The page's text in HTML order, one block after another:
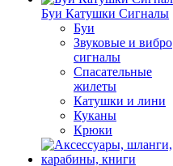
Буи Катушки Сигналы
Буи
Звуковые и вибро
сигналы
Спасательные
жилеты
Катушки и лини
Куканы
Крюки